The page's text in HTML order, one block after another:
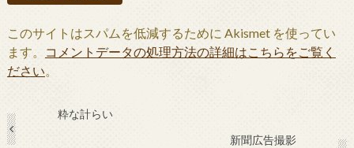
このサイトはスパムを低減するために Akismet を使ってい
ます。
コメントデータの処理方法の詳細はこちらをご覧く
ださい
粋な計らい
新聞広告撮影